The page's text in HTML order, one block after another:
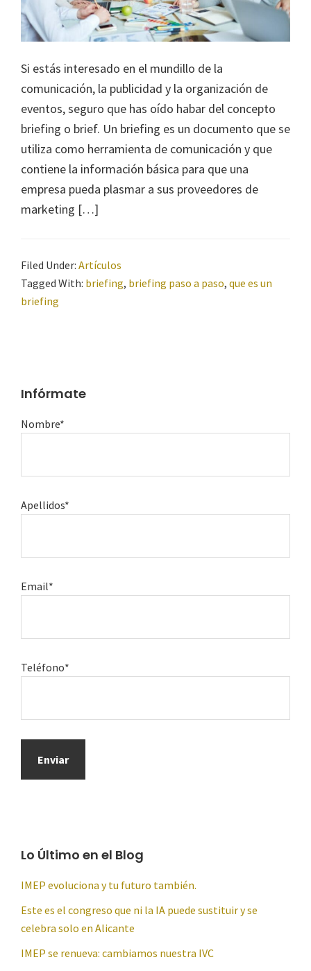
Si estás interesado en el mundillo de la
comunicación, la publicidad y la organización de
eventos, seguro que has oído habar del concepto
briefing o brief. Un briefing es un documento que se
utiliza como herramienta de comunicación y que
contiene la información básica para que una
empresa pueda plasmar a sus proveedores de
marketing […]
Filed Under: Artículos
Tagged With: briefing, briefing paso a paso, que es un
briefing
Infórmate
Nombre*
Apellidos*
Email*
Teléfono*
Lo Último en el Blog
IMEP evoluciona y tu futuro también.
Este es el congreso que ni la IA puede sustituir y se
celebra solo en Alicante
IMEP se renueva: cambiamos nuestra IVC